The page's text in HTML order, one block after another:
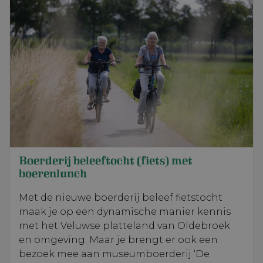
Boerderij beleeftocht (fiets) met
boerenlunch
Met de nieuwe boerderij beleef fietstocht
maak je op een dynamische manier kennis
met het Veluwse platteland van Oldebroek
en omgeving. Maar je brengt er ook een
bezoek mee aan museumboerderij ‘De
correct
_GRECAPTCHA
Google LLC
www.google.com
6 maanden
plaatst
cookie
wordt
met het
de
Domein
_ga_LSGZZSQMDV .visitoldebroek.nl 1 jaar 1 maand
_ga_7BJZK47D85 .visitoldebroek.nl
Naam
Aanbieder
/ Domein
Vervaldatum
NID
Google
LLC
.google.com
6 maanden 3
dagen
Deze cookie